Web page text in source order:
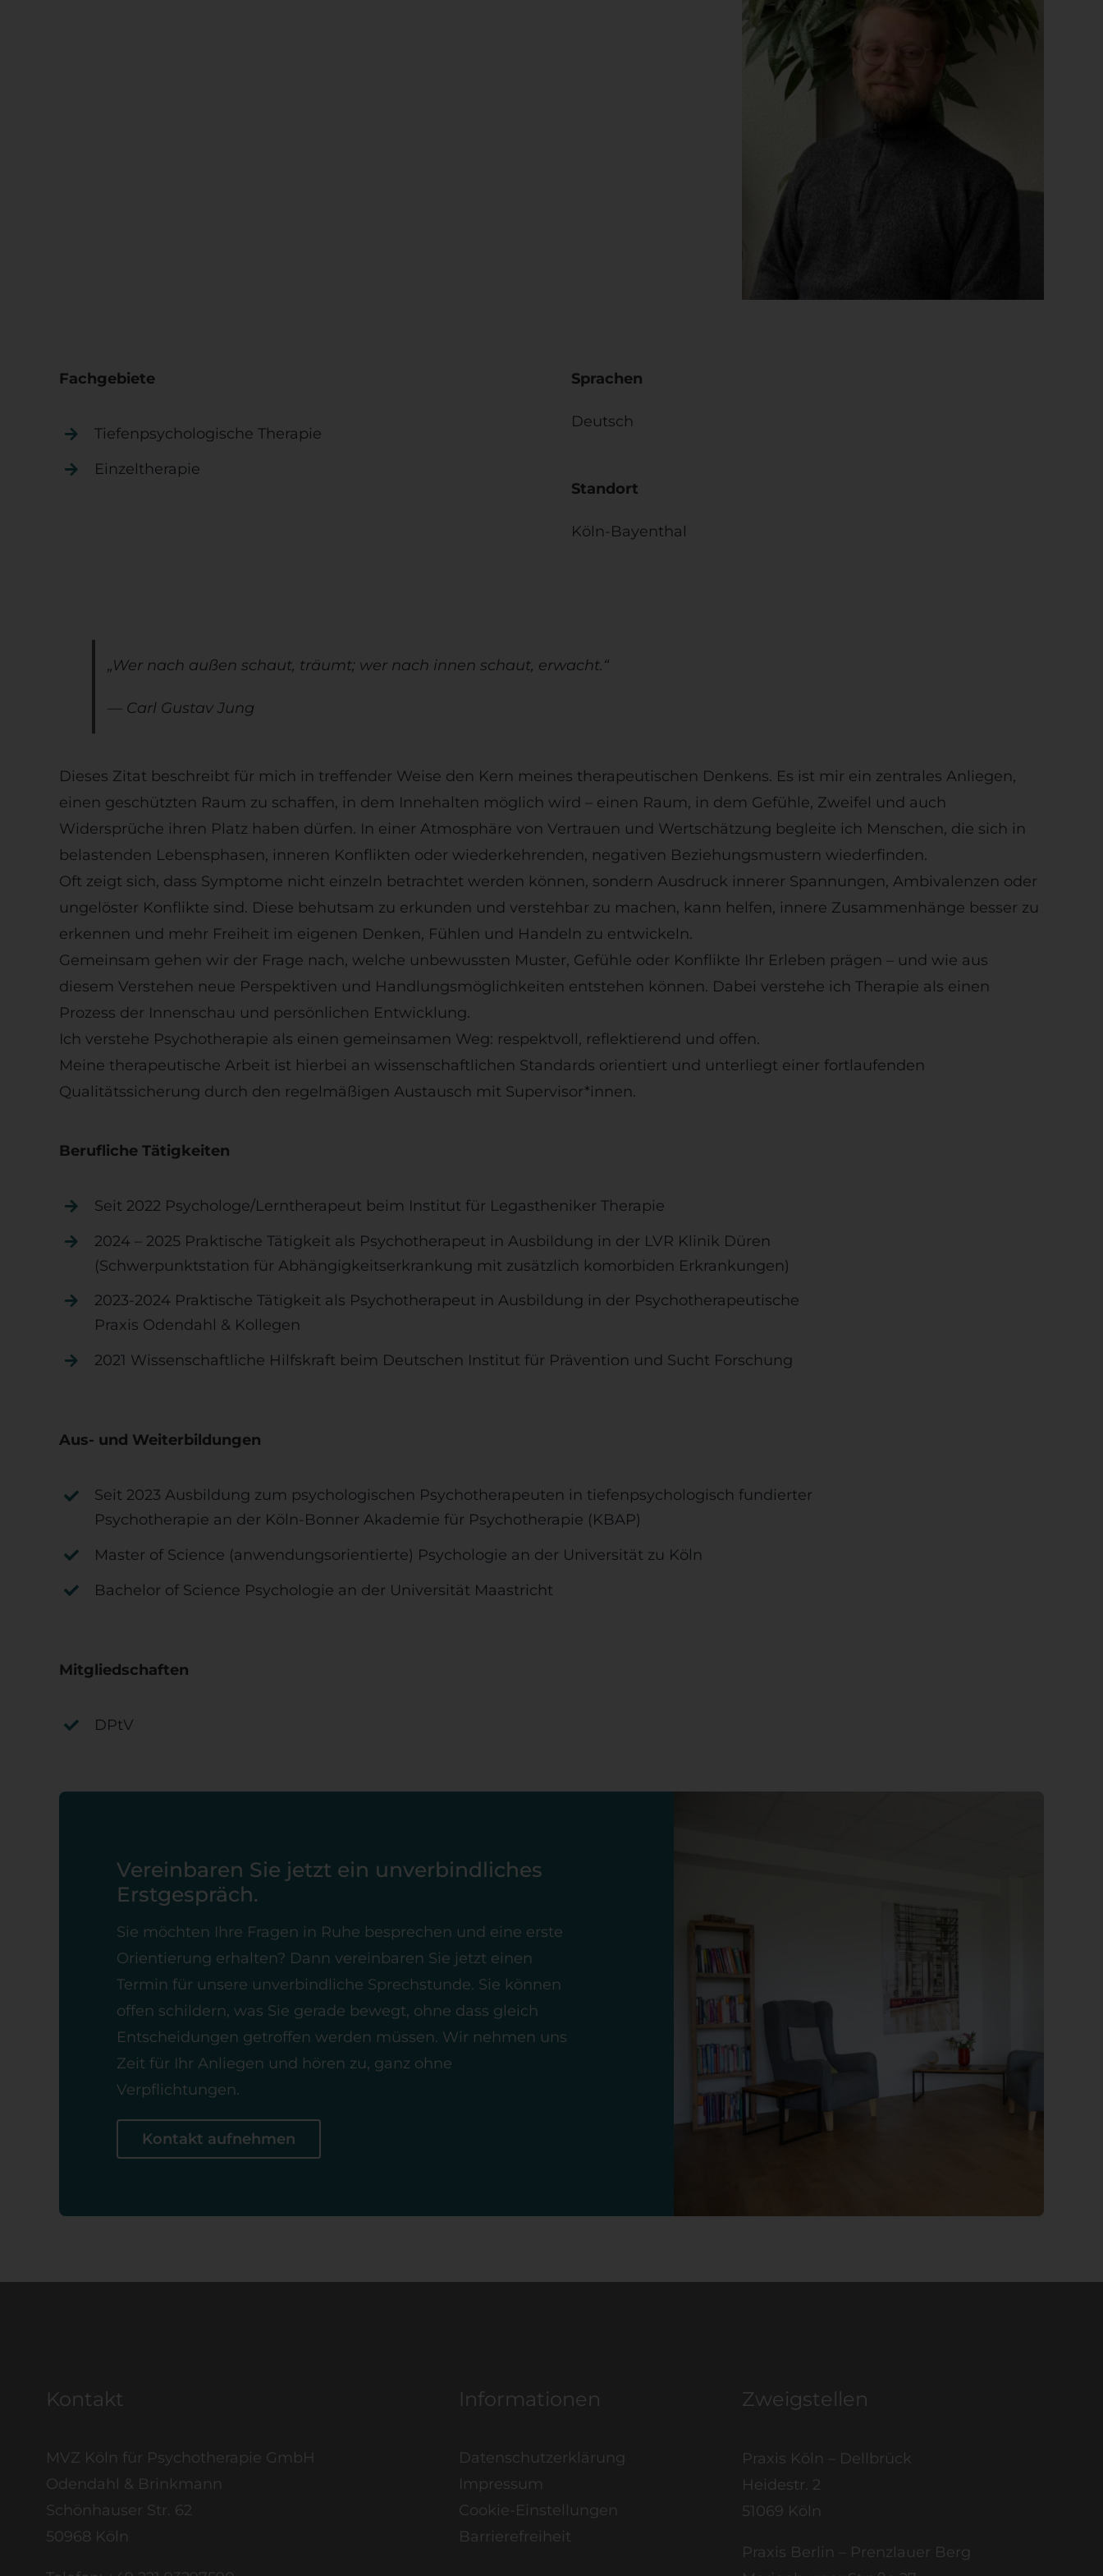
Fachgebiete
Tiefenpsychologische Therapie
Einzeltherapie
Sprachen
Deutsch
Standort
Köln-Bayenthal
„Wer nach außen schaut, träumt; wer nach innen schaut, erwacht.“
— Carl Gustav Jung
Dieses Zitat beschreibt für mich in treffender Weise den Kern meines therapeutischen Denkens. Es ist mir ein zentrales Anliegen,
einen geschützten Raum zu schaffen, in dem Innehalten möglich wird – einen Raum, in dem Gefühle, Zweifel und auch
Widersprüche ihren Platz haben dürfen. In einer Atmosphäre von Vertrauen und Wertschätzung begleite ich Menschen, die sich in
belastenden Lebensphasen, inneren Konflikten oder wiederkehrenden, negativen Beziehungsmustern wiederfinden.
Oft zeigt sich, dass Symptome nicht einzeln betrachtet werden können, sondern Ausdruck innerer Spannungen, Ambivalenzen oder
ungelöster Konflikte sind. Diese behutsam zu erkunden und verstehbar zu machen, kann helfen, innere Zusammenhänge besser zu
erkennen und mehr Freiheit im eigenen Denken, Fühlen und Handeln zu entwickeln.
Gemeinsam gehen wir der Frage nach, welche unbewussten Muster, Gefühle oder Konflikte Ihr Erleben prägen – und wie aus
diesem Verstehen neue Perspektiven und Handlungsmöglichkeiten entstehen können. Dabei verstehe ich Therapie als einen
Prozess der Innenschau und persönlichen Entwicklung.
Ich verstehe Psychotherapie als einen gemeinsamen Weg: respektvoll, reflektierend und offen.
Meine therapeutische Arbeit ist hierbei an wissenschaftlichen Standards orientiert und unterliegt einer fortlaufenden
Qualitätssicherung durch den regelmäßigen Austausch mit Supervisor*innen.
Berufliche Tätigkeiten
Seit 2022 Psychologe/Lerntherapeut beim Institut für Legastheniker Therapie
2024 – 2025 Praktische Tätigkeit als Psychotherapeut in Ausbildung in der LVR Klinik Düren
(Schwerpunktstation für Abhängigkeitserkrankung mit zusätzlich komorbiden Erkrankungen)
2023-2024 Praktische Tätigkeit als Psychotherapeut in Ausbildung in der Psychotherapeutische
Praxis Odendahl & Kollegen
2021 Wissenschaftliche Hilfskraft beim Deutschen Institut für Prävention und Sucht Forschung
Aus- und Weiterbildungen
Seit 2023 Ausbildung zum psychologischen Psychotherapeuten in tiefenpsychologisch fundierter
Psychotherapie an der Köln-Bonner Akademie für Psychotherapie (KBAP)
Master of Science (anwendungsorientierte) Psychologie an der Universität zu Köln
Bachelor of Science Psychologie an der Universität Maastricht
Mitgliedschaften
DPtV
Vereinbaren Sie jetzt ein unverbindliches
Erstgespräch.
Sie möchten Ihre Fragen in Ruhe besprechen und eine erste
Orientierung erhalten? Dann vereinbaren Sie jetzt einen
Termin für unsere unverbindliche Sprechstunde. Sie können
offen schildern, was Sie gerade bewegt, ohne dass gleich
Entscheidungen getroffen werden müssen. Wir nehmen uns
Zeit für Ihr Anliegen und hören zu, ganz ohne
Verpflichtungen.
Kontakt aufnehmen
Kontakt
MVZ Köln für Psychotherapie GmbH
Odendahl & Brinkmann
Schönhauser Str. 62
50968 Köln
Informationen
Datenschutzerklärung
Impressum
Cookie-Einstellungen
Barrierefreiheit
Zweigstellen
Praxis Köln – Dellbrück
Heidestr. 2
51069 Köln
Praxis Berlin – Prenzlauer Berg